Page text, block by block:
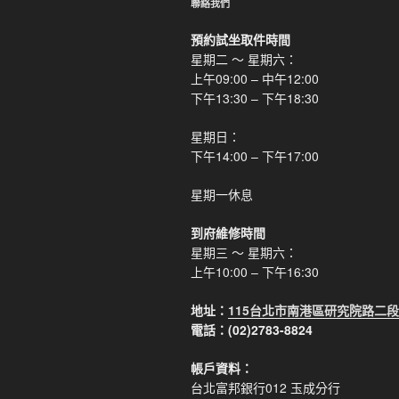
聯絡我們
預約試坐取件時間
星期二 ～ 星期六：
上午09:00 – 中午12:00
下午13:30 – 下午18:30
星期日：
下午14:00 – 下午17:00
星期一休息
到府維修時間
星期三 ～ 星期六：
上午10:00 – 下午16:30
地址： 115台北市南港區研究院路二
電話：(02)2783-8824
帳戶資料：
台北富邦銀行012 玉成分行